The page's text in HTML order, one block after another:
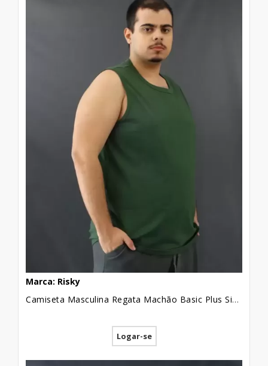
Marca: Risky
Camiseta Masculina Regata Machão Basic Plus Size Verde [2010131]
Logar-se